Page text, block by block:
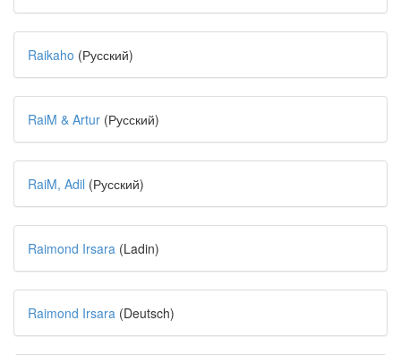
Raikaho (Русский)
RaiM & Artur (Русский)
RaiM, Adil (Русский)
Raimond Irsara (Ladin)
Raimond Irsara (Deutsch)